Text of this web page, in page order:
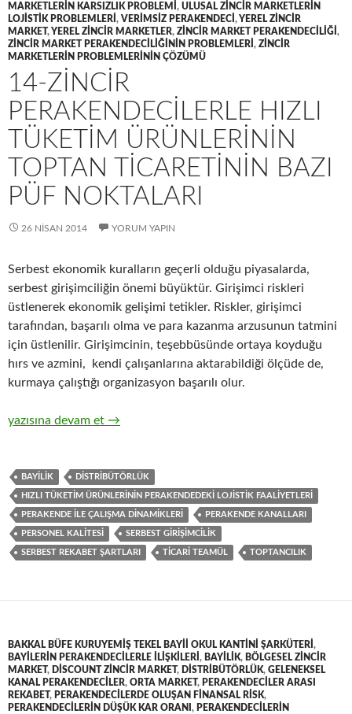
MARKETLERIN KARSIZLIK PROBLEMI , ULUSAL ZINCIR MARKETLERIN
LOJISTIK PROBLEMLERI , VERIMSIZ PERAKENDECI ,YEREL ZINCIR
MARKET,YEREL ZINCIR MARKETLER, ZINCIR MARKET PERAKENDECILIĞI ,
ZINCIR MARKET PERAKENDECILIĞININ PROBLEMLERI , ZINCIR
MARKETLERIN PROBLEMLERININ ÇÖZÜMÜ
14-ZINCIR
PERAKENDECILERLE HIZLI
TÜKETIM ÜRÜNLERININ
TOPTAN TICARETININ BAZI
PÜF NOKTALARI
26 NISAN 2014 YORUM YAPIN
Serbest ekonomik kuralların geçerli olduğu piyasalarda,
serbest girişimciliğin önemi büyüktür. Girişimci riskleri
üstlenerek ekonomik gelişimi tetikler. Riskler, girişimci
tarafından, başarılı olma ve para kazanma arzusunun tatmini
için üstlenilir. Girişimcinin, teşebbüsünde ortaya koyduğu
hırs ve azmini, kendi çalışanlarına aktarabildiği ölçüde de,
kurmaya çalıştığı organizasyon başarılı olur.
14-Zincir Perakendecilerle hızlı tüketim ürünlerinin toptan
yazısına devam et →
BAYILIK DISTRIBÜTÖRLÜK
HIZLI TÜKETIM ÜRÜNLERININ PERAKENDEDEKI LOJISTIK FAALIYETLERI
PERAKENDE ILE ÇALIŞMA DINAMIKLERI PERAKENDE KANALLARI
PERSONEL KALITESI SERBEST GIRIŞIMCILIK
SERBEST REKABET ŞARTLARI TICARI TEAMÜL TOPTANCILIK
BAKKAL BÜFE KURUYEMIŞ TEKEL BAYII OKUL KANTINI ŞARKÜTERI ,
BAYILERIN PERAKENDECILERLE ILIŞKILERI , BAYILIK, BÖLGESEL ZINCIR
MARKET, DISCOUNT ZINCIR MARKET, DISTRIBÜTÖRLÜK, GELENEKSEL
KANAL PERAKENDECILER, ORTA MARKET, PERAKENDECILER ARASI
REKABET, PERAKENDECILERDE OLUŞAN FINANSAL RISK,
PERAKENDECILERIN DÜŞÜK KAR ORANI , PERAKENDECILERIN